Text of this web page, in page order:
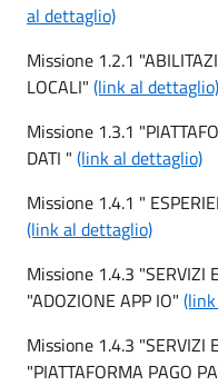
al dettaglio)
Missione 1.2.1
LOCALI" (link al dettaglio)
Missione 1.3.1
DATI " (link al dettaglio)
Missione 1.4.1 "
(link al dettaglio)
Missione 1.4.3 "SERVIZI
"ADOZIONE APP IO"
Missione 1.4.3 "SERVIZI
"PIATTAFORMA PAGO